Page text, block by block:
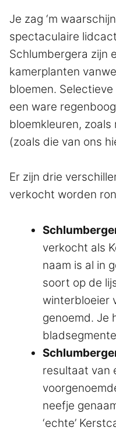
Je zag ‘m
spectaculaire
Schlumbergera zijn
kamerplanten
bloemen.
een ware
bloemkleuren,
(zoals die van ons
Er zijn drie
verkocht worden
verkocht als
naam is al in
soort op de
winterbloeier
genoemd. Je
resultaat van
neefje
‘echte’